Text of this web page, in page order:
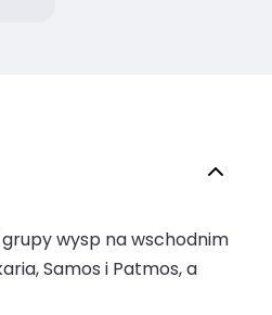
wysp na wschodnim
Samos i Patmos, a